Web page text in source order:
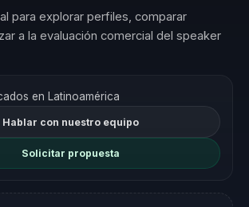
para explorar perfiles, comparar
a la evaluación comercial del speaker
en Latinoamérica
Hablar con nuestro equipo
Solicitar propuesta